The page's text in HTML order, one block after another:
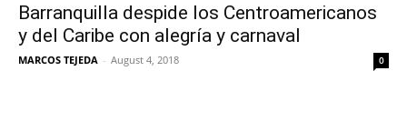
Barranquilla despide los Centroamericanos
y del Caribe con alegría y carnaval
MARCOS TEJEDA - August 4, 2018 0